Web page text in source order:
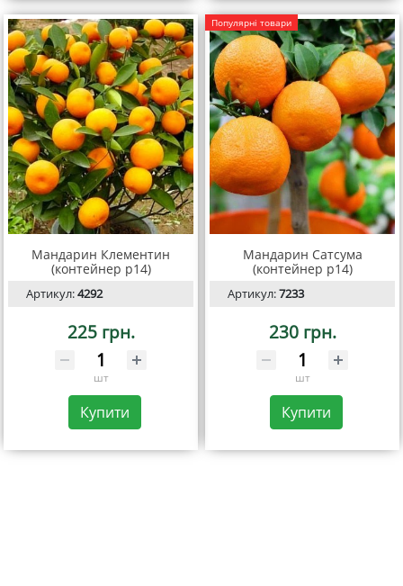
Мандарин Клементин
(контейнер р14)
Артикул:4292
225 грн.
шт
Купити
Популярні товари
Мандарин Сатсума
(контейнер р14)
Артикул:7233
230 грн.
шт
Купити